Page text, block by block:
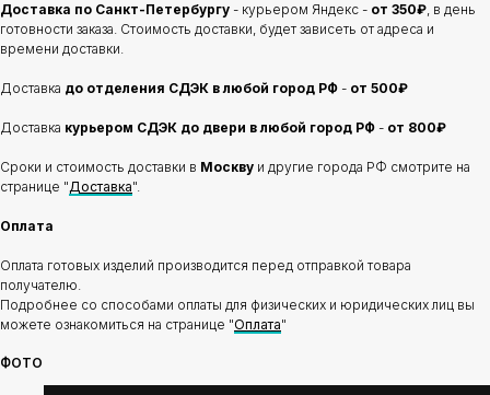
Доставка по Санкт-Петербургу - курьером Яндекс - от 350₽, в день
готовности заказа. Стоимость доставки, будет зависеть от адреса и
времени доставки.
Доставка до отделения СДЭК в любой город РФ - от 500₽
Доставка курьером СДЭК до двери в любой город РФ - от 800₽
Сроки и стоимость доставки в Москву и другие города РФ смотрите на
странице "Доставка".
Оплата
Оплата готовых изделий производится перед отправкой товара
получателю.
Подробнее со способами оплаты для физических и юридических лиц вы
можете ознакомиться на странице "Оплата"
ФОТО